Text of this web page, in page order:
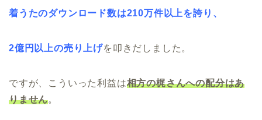
着うたのダウンロード数は210万件以上を誇り、
2億円以上の売り上げを叩きだしました。
ですが、こういった利益は相方の梶さんへの配分はあ
りません。